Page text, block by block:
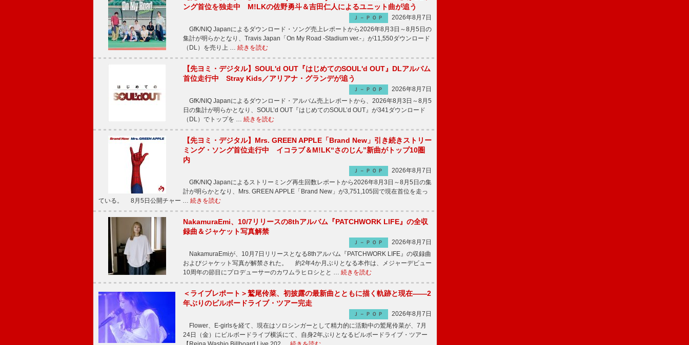
ング首位を独走中 M!LKの佐野勇斗＆吉田仁人によるユニット曲が追う
Ｊ－ＰＯＰ
2026年8月7日
GfK/NIQ Japanによるダウンロード・ソング売上レポートから2026年8月3日～8月5日の
集計が明らかとなり、Travis Japan「On My Road -Stadium ver.-」が11,550ダウンロード
（DL）を売り上 … 続きを読む
【先ヨミ・デジタル】SOUL'd OUT『はじめてのSOUL'd OUT』DLアルバム
首位走行中 Stray Kids／アリアナ・グランデが追う
Ｊ－ＰＯＰ
2026年8月7日
GfK/NIQ Japanによるダウンロード・アルバム売上レポートから、2026年8月3日～8月5
日の集計が明らかとなり、SOUL’d OUT『はじめてのSOUL’d OUT』が341ダウンロード
（DL）でトップを … 続きを読む
【先ヨミ・デジタル】Mrs. GREEN APPLE「Brand New」引き続きストリー
ミング・ソング首位走行中 イコラブ＆M!LK“さのじん”新曲がトップ10圏
内
Ｊ－ＰＯＰ
2026年8月7日
GfK/NIQ Japanによるストリーミング再生回数レポートから2026年8月3日～8月5日の集
計が明らかとなり、Mrs. GREEN APPLE「Brand New」が3,751,105回で現在首位を走っ
ている。 8月5日公開チャー … 続きを読む
NakamuraEmi、10/7リリースの8thアルバム『PATCHWORK LIFE』の全収
録曲＆ジャケット写真解禁
Ｊ－ＰＯＰ
2026年8月7日
NakamuraEmiが、10月7日リリースとなる8thアルバム『PATCHWORK LIFE』の収録曲
およびジャケット写真が解禁された。 約2年4か月ぶりとなる本作は、メジャーデビュー
10周年の節目にプロデューサーのカワムラヒロシとと … 続きを読む
＜ライブレポート＞鷲尾伶菜、初披露の最新曲とともに描く軌跡と現在――2
年ぶりのビルボードライブ・ツアー完走
Ｊ－ＰＯＰ
2026年8月7日
Flower、E-girlsを経て、現在はソロシンガーとして精力的に活動中の鷲尾伶菜が、7月
24日（金）にビルボードライブ横浜にて、自身2年ぶりとなるビルボードライブ・ツアー